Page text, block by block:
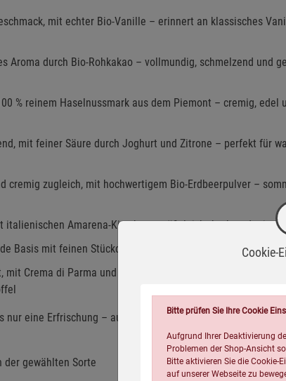
mit echter Bio-Vanille – erinnert an klassisches
Aroma durch Bio-Rohkakao – vollmundig, schmelzend und
% reinem Haselnussmark aus dem Piemont – cremig, edel
mit feiner Säure durch Joghurt und Zitrone – perfekt für
cremig zugleich, mit hochwertigem Bio-Erdbeerpulver –
italienischen Amarena-Kirschen – süß, leicht herb und mit
Basis mit feinen Stückchen aus 70 % Bio-Schokolade –
mit Crema di Parma und Schokokeks-Variegato – süß,
nur eine Erfrischung – ausgewogen im Geschmack und
der gewählten Sorte
Cookie-
Bitte prüfen Sie Ihre Cookie
Aufgrund Ihrer Deaktivierung
Problemen der Shop-Ansicht
Bitte aktivieren Sie die
auf unserer Webseite zu